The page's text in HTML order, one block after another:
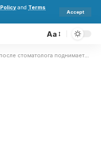
and Terms
Accept
Aa
поднимается температура: основные причины, риски и что делать